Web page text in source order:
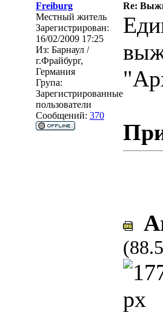
Freiburg
Re:
Местный житель
Зарегистрирован:
16/02/2009 17:25
Из: Барнаул /
г.Фрайбург,
Германия
Група:
Зарегистрированные
пользователи
Сообщений: 370